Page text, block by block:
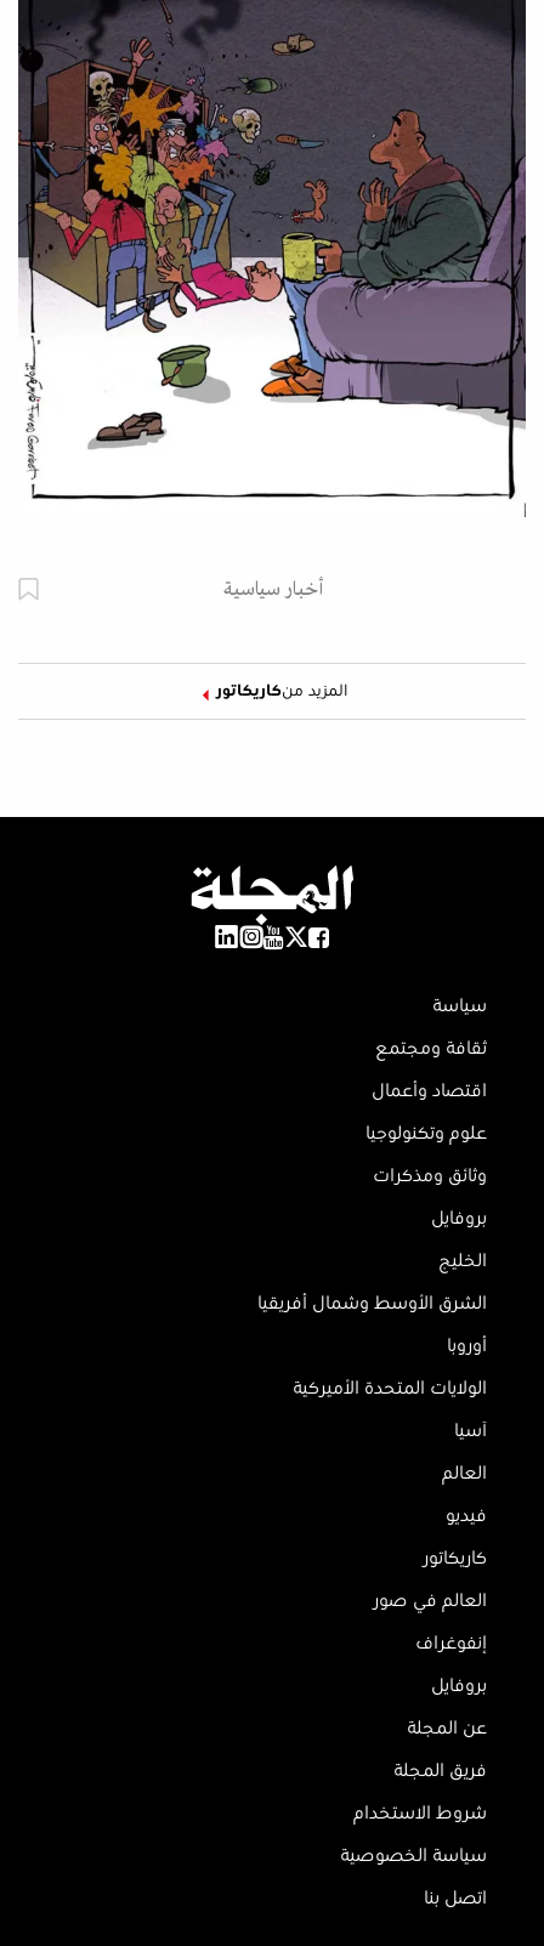
أخبار سياسية
المزيد منكاريكاتور
سياسة
ثقافة ومجتمع
اقتصاد وأعمال
علوم وتكنولوجيا
وثائق ومذكرات
بروفايل
الخليج
الشرق الأوسط وشمال أفريقيا
أوروبا
الولايات المتحدة الأميركية
آسيا
العالم
فيديو
كاريكاتور
العالم في صور
إنفوغراف
بروفايل
عن المجلة
فريق المجلة
شروط الاستخدام
سياسة الخصوصية
اتصل بنا